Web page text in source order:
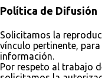
derechos humanos
Política de Difusión
Solicitamos la
vínculo pertinente,
información.
Por respeto al trabajo